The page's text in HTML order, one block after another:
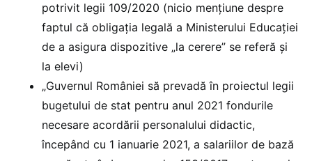
potrivit legii 109/2020 (nicio mențiune despre
faptul că obligația legală a Ministerului Educației
de a asigura dispozitive „la cerere” se referă și
la elevi)
„Guvernul României să prevadă în proiectul legii
bugetului de stat pentru anul 2021 fondurile
necesare acordării personalului didactic,
începând cu 1 ianuarie 2021, a salariilor de bază